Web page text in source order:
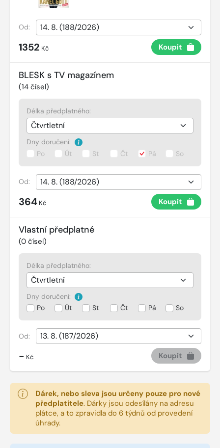
Od:
1352 Kč Koupit
BLESK s TV magazínem
(14 čísel)
Délka předplatného:
Dny doručení:
Po
Út St Čt Pá So
Od:
364 Kč Koupit
Vlastní předplatné
(0 čísel)
Délka předplatného:
Dny doručení:
Po
Út St Čt Pá So
Od:
- Kč Koupit
Dárek, nebo sleva jsou určeny pouze pro nové
předplatitele. Dárky jsou odesílány na adresu
plátce, a to zpravidla do 6 týdnů od provedení
úhrady.